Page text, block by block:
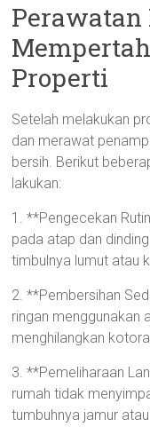
Properti
Setelah melakukan
dan merawat
bersih. Berikut
lakukan:
1. **Pengecekan
pada atap dan
timbulnya lumut atau
2. **Pembersihan
ringan menggunakan
menghilangkan
3. **Pemeliharaan
rumah tidak
tumbuhnya jamur